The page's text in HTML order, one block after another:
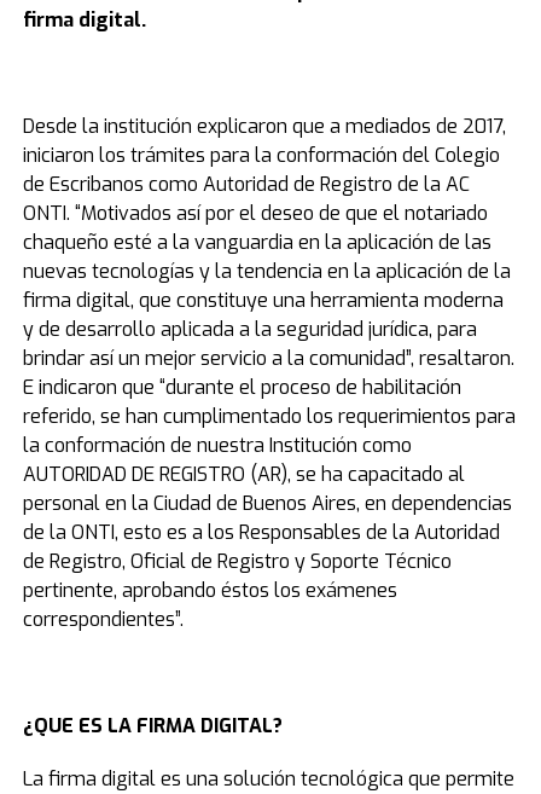
firma digital.
Desde la institución explicaron que a mediados de 2017,
iniciaron los trámites para la conformación del Colegio
de Escribanos como Autoridad de Registro de la AC
ONTI. “Motivados así por el deseo de que el notariado
chaqueño esté a la vanguardia en la aplicación de las
nuevas tecnologías y la tendencia en la aplicación de la
firma digital, que constituye una herramienta moderna
y de desarrollo aplicada a la seguridad jurídica, para
brindar así un mejor servicio a la comunidad”, resaltaron.
E indicaron que “durante el proceso de habilitación
referido, se han cumplimentado los requerimientos para
la conformación de nuestra Institución como
AUTORIDAD DE REGISTRO (AR), se ha capacitado al
personal en la Ciudad de Buenos Aires, en dependencias
de la ONTI, esto es a los Responsables de la Autoridad
de Registro, Oficial de Registro y Soporte Técnico
pertinente, aprobando éstos los exámenes
correspondientes”.
¿QUE ES LA FIRMA DIGITAL?
La firma digital es una solución tecnológica que permite